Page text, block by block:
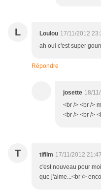
L Loulou 17/11/2012
ah oui c'est super
Répondre
josette 18/
<br /> <br />
<br /> <br />
T tifilm 17/11/2012 21:47
c'est nouveau pour
que j'aime...<br />